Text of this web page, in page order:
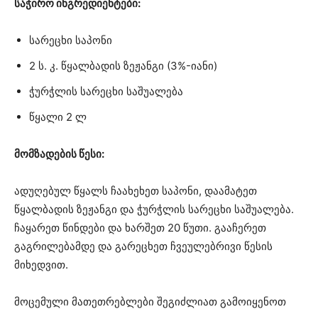
საჭირო ინგრედიენტები:
სარეცხი საპონი
2 ს. კ. წყალბადის ზეჟანგი (3%-იანი)
ჭურჭლის სარეცხი საშუალება
წყალი 2 ლ
მომზადების წესი:
ადუღებულ წყალს ჩაახეხეთ საპონი, დაამატეთ
წყალბადის ზეჟანგი და ჭურჭლის სარეცხი საშუალება.
ჩაყარეთ წინდები და ხარშეთ 20 წუთი. გააჩერეთ
გაგრილებამდე და გარეცხეთ ჩვეულებრივი წესის
მიხედვით.
მოცემული მათეთრებლები შეგიძლიათ გამოიყენოთ